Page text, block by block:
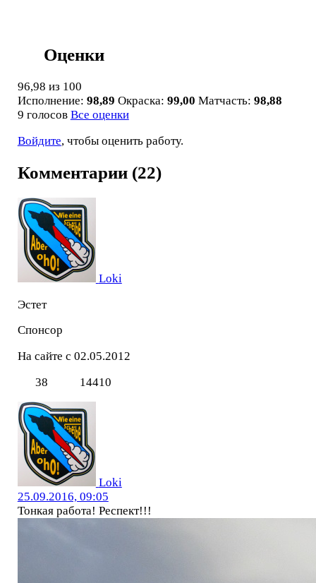
Оценки
96,98 из 100
Исполнение: 98,89 Окраска: 99,00 Матчасть: 98,88
9 голосов Все оценки
Войдите, чтобы оценить работу.
Комментарии (22)
Loki
Эстет
Спонсор
На сайте с 02.05.2012
38
14410
Loki
25.09.2016, 09:05
Тонкая работа! Респект!!!